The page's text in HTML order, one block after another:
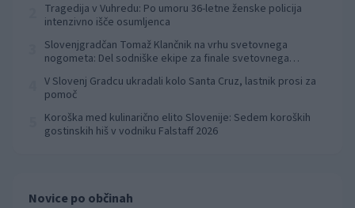
Tragedija v Vuhredu: Po umoru 36-letne ženske policija
intenzivno išče osumljenca
Slovenjgradčan Tomaž Klančnik na vrhu svetovnega
nogometa: Del sodniške ekipe za finale svetovnega
V Slovenj Gradcu ukradali kolo Santa Cruz, lastnik prosi za
pomoč
Koroška med kulinarično elito Slovenije: Sedem koroških
gostinskih hiš v vodniku Falstaff 2026
Novice po občinah